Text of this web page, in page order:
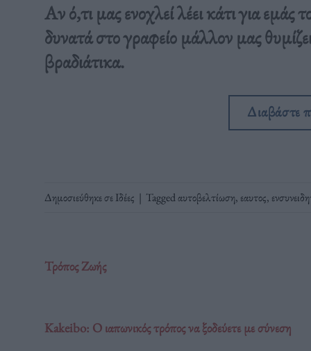
Αν ό,τι μας ενοχλεί λέει κάτι για εμάς
δυνατά στο γραφείο μάλλον μας
βραδιάτικα.
Διαβάστε
Δημοσιεύθηκε σεΙδέες | Taggedαυτοβελτίωση, εαυτος,
Τρόπος Ζωής
Kakeibo: O ιαπωνικός τρόπος να ξοδεύετε με σύνεση